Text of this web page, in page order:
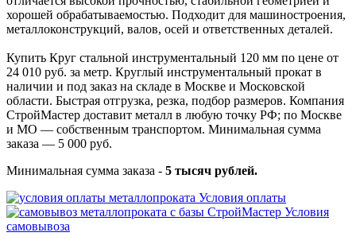
хорошей обрабатываемостью. Подходит для машиностроения,
металлоконструкций, валов, осей и ответственных деталей.
Купить Круг стальной инструментальный 120 мм по цене от
24 010 руб. за метр. Круглый инструментальный прокат в
наличии и под заказ на складе в Москве и Московской
области. Быстрая отгрузка, резка, подбор размеров. Компания
СтройМастер доставит металл в любую точку РФ; по Москве
и МО — собственным транспортом. Минимальная сумма
заказа — 5 000 руб.
Минимальная сумма заказа - 5 тысяч рублей.
Условия оплаты
Условия
самовывоза